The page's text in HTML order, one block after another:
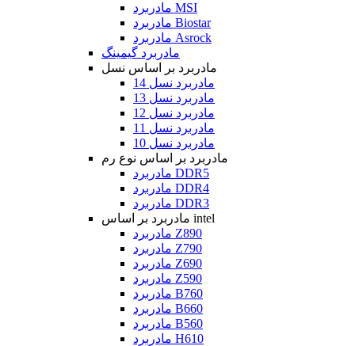
مادربرد MSI
مادربرد Biostar
مادربرد Asrock
مادربرد گیمینگ
مادربرد بر اساس نسل
مادربرد نسل 14
مادربرد نسل 13
مادربرد نسل 12
مادربرد نسل 11
مادربرد نسل 10
مادربرد بر اساس نوع رم
مادربرد DDR5
مادربرد DDR4
مادربرد DDR3
مادربرد بر اساس intel
مادربرد Z890
مادربرد Z790
مادربرد Z690
مادربرد Z590
مادربرد B760
مادربرد B660
مادربرد B560
مادربرد H610